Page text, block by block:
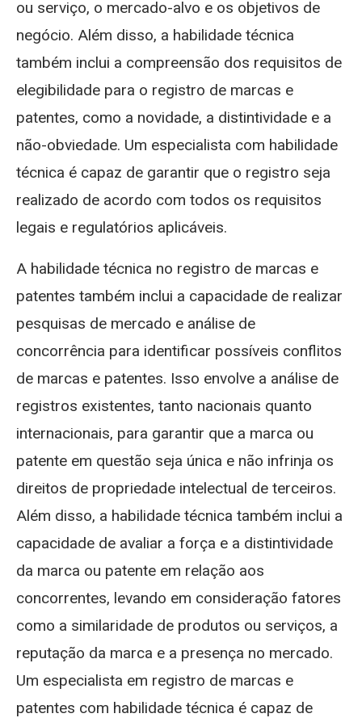
ou serviço, o mercado-alvo e os objetivos de
negócio. Além disso, a habilidade técnica
também inclui a compreensão dos requisitos de
elegibilidade para o registro de marcas e
patentes, como a novidade, a distintividade e a
não-obviedade. Um especialista com habilidade
técnica é capaz de garantir que o registro seja
realizado de acordo com todos os requisitos
legais e regulatórios aplicáveis.
A habilidade técnica no registro de marcas e
patentes também inclui a capacidade de realizar
pesquisas de mercado e análise de
concorrência para identificar possíveis conflitos
de marcas e patentes. Isso envolve a análise de
registros existentes, tanto nacionais quanto
internacionais, para garantir que a marca ou
patente em questão seja única e não infrinja os
direitos de propriedade intelectual de terceiros.
Além disso, a habilidade técnica também inclui a
capacidade de avaliar a força e a distintividade
da marca ou patente em relação aos
concorrentes, levando em consideração fatores
como a similaridade de produtos ou serviços, a
reputação da marca e a presença no mercado.
Um especialista em registro de marcas e
patentes com habilidade técnica é capaz de